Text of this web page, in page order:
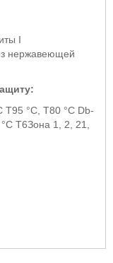
I
нержавеющей
T95 °C, T80 °C Db-
T6Зона 1, 2, 21,